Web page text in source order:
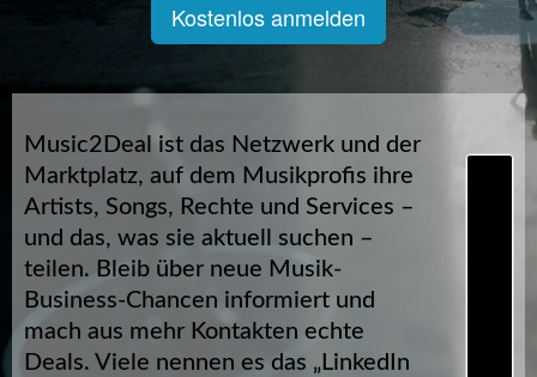
Kostenlos anmelden
Music2Deal ist das Netzwerk und der
Marktplatz, auf dem Musikprofis ihre
Artists, Songs, Rechte und Services –
und das, was sie aktuell suchen –
teilen. Bleib über neue Musik-
Business-Chancen informiert und
mach aus mehr Kontakten echte
Deals. Viele nennen es das „LinkedIn